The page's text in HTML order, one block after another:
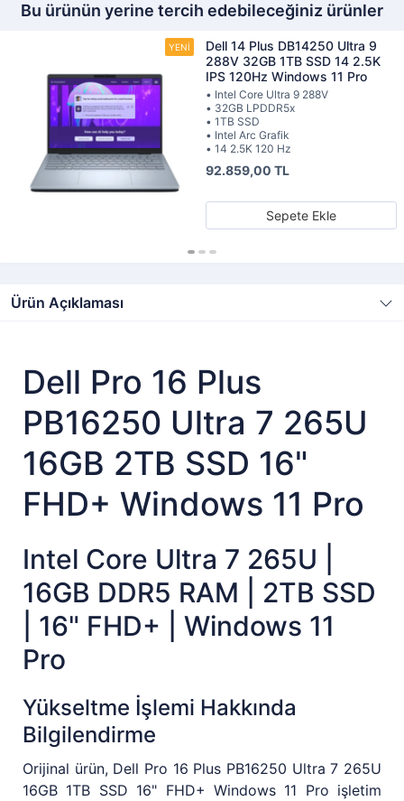
Bu ürünün yerine tercih edebileceğiniz ürünler
Dell 14 Plus DB14250 Ultra 9
288V 32GB 1TB SSD 14 2.5K
IPS 120Hz Windows 11 Pro
• Intel Core Ultra 9 288V
• 32GB LPDDR5x
• 1TB SSD
• Intel Arc Grafik
• 14 2.5K 120 Hz
92.859,00 TL
Sepete Ekle
Ürün Açıklaması
Dell Pro 16 Plus
PB16250 Ultra 7 265U
16GB 2TB SSD 16"
FHD+ Windows 11 Pro
Intel Core Ultra 7 265U |
16GB DDR5 RAM | 2TB SSD
| 16" FHD+ | Windows 11
Pro
Yükseltme İşlemi Hakkında
Bilgilendirme
Orijinal ürün, Dell Pro 16 Plus PB16250 Ultra 7 265U
16GB 1TB SSD 16" FHD+ Windows 11 Pro işletim